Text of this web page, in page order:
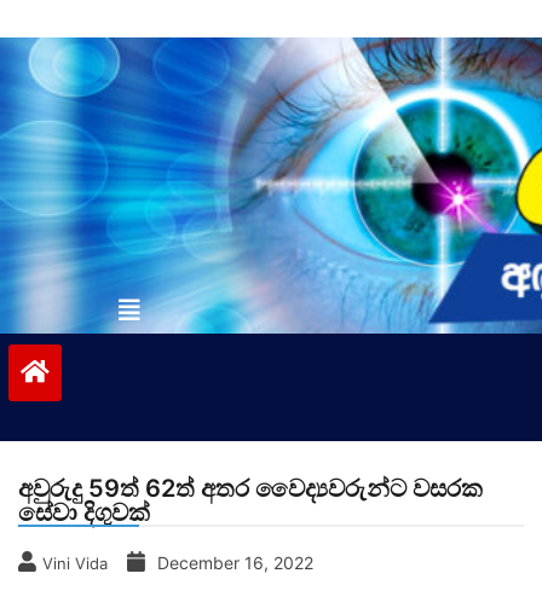
to
contentvinivida.lk
අවුරුදු 59ත් 62ත් අතර වෛද්‍යවරුන්ට වසරක
සේවා දිගුවක්
Vini Vida December 16, 2022